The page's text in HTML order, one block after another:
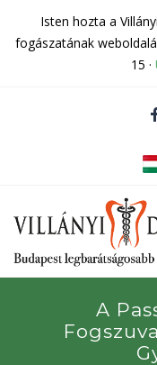
Rólunk
Isten hozta a
fogászatának
15 ·
Árak és akciók
Szolgáltatásaink
A